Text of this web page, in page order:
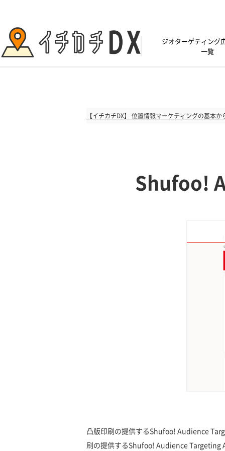
ジオターゲティング
一覧
【イチカチDX】 位置情報マーケティングの基本
Shufoo!
凸版印刷の提供するShufoo! Audience
刷の提供するShufoo! Audience Targeting